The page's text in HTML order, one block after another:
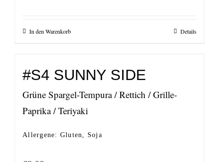
In den Warenkorb Details
#S4 SUNNY SIDE
Grüne Spargel-Tempura / Rettich / Grille-
Paprika / Teriyaki
Allergene: Gluten, Soja